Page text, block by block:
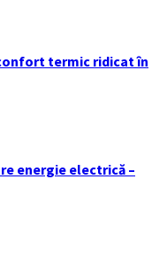
termic ridicat în
energie electrică –